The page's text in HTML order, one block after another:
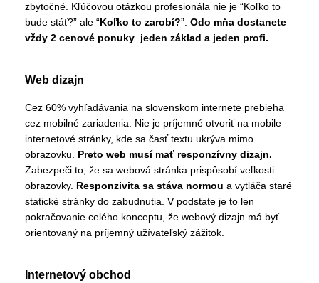
zbytočné. Kľúčovou otázkou profesionála nie je “Koľko to
bude stáť?” ale “Koľko to zarobí?”. Odo mňa dostanete
vždy 2 cenové ponuky jeden základ a jeden profi.
Web dizajn
Cez 60% vyhľadávania na slovenskom internete prebieha
cez mobilné zariadenia. Nie je príjemné otvoriť na mobile
internetové stránky, kde sa časť textu ukrýva mimo
obrazovku. Preto web musí mať responzívny dizajn.
Zabezpeči to, že sa webová stránka prispôsobí veľkosti
obrazovky. Responzivita sa stáva normou a vytláča staré
statické stránky do zabudnutia. V podstate je to len
pokračovanie celého konceptu, že webový dizajn má byť
orientovaný na príjemný užívateľský zážitok.
Internetový obchod